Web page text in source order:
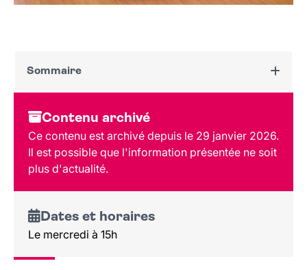
Sommaire
Dates et horaires
Au programme
Tarif et réservation
Public
Lieu et contact
Contenu archivé
Ce contenu est archivé depuis le 29 janvier 2026.
Il est possible que l'information présentée ne soit
plus d'actualité.
Dates et horaires
Le mercredi à 15h